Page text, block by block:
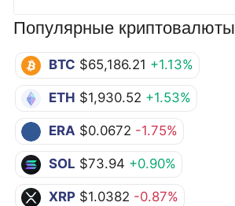
Популярные криптовалюты
BTC $65,186.21 +1.13%
ETH $1,930.52 +1.53%
ERA $0.0672 -1.75%
SOL $73.94 +0.90%
XRP $1.0382 -0.87%